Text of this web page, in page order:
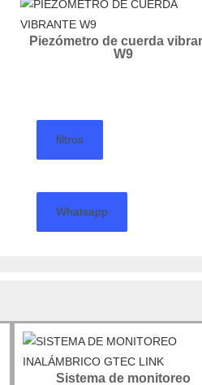
Piezómetro de cuerda
W9
filtros
Whatsapp
Sistema de monitoreo